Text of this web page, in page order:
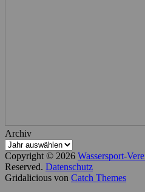
Archiv
Copyright © 2026 Wassersport-
Reserved. Datenschutz
Gridalicious von Catch Themes